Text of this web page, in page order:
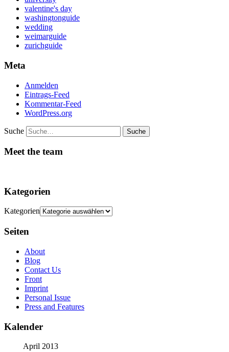
valentine's day
washingtonguide
wedding
weimarguide
zurichguide
Meta
Anmelden
Eintrags-Feed
Kommentar-Feed
WordPress.org
Suche
Meet the team
Kategorien
Kategorien
Seiten
About
Blog
Contact Us
Front
Imprint
Personal Issue
Press and Features
Kalender
April 2013